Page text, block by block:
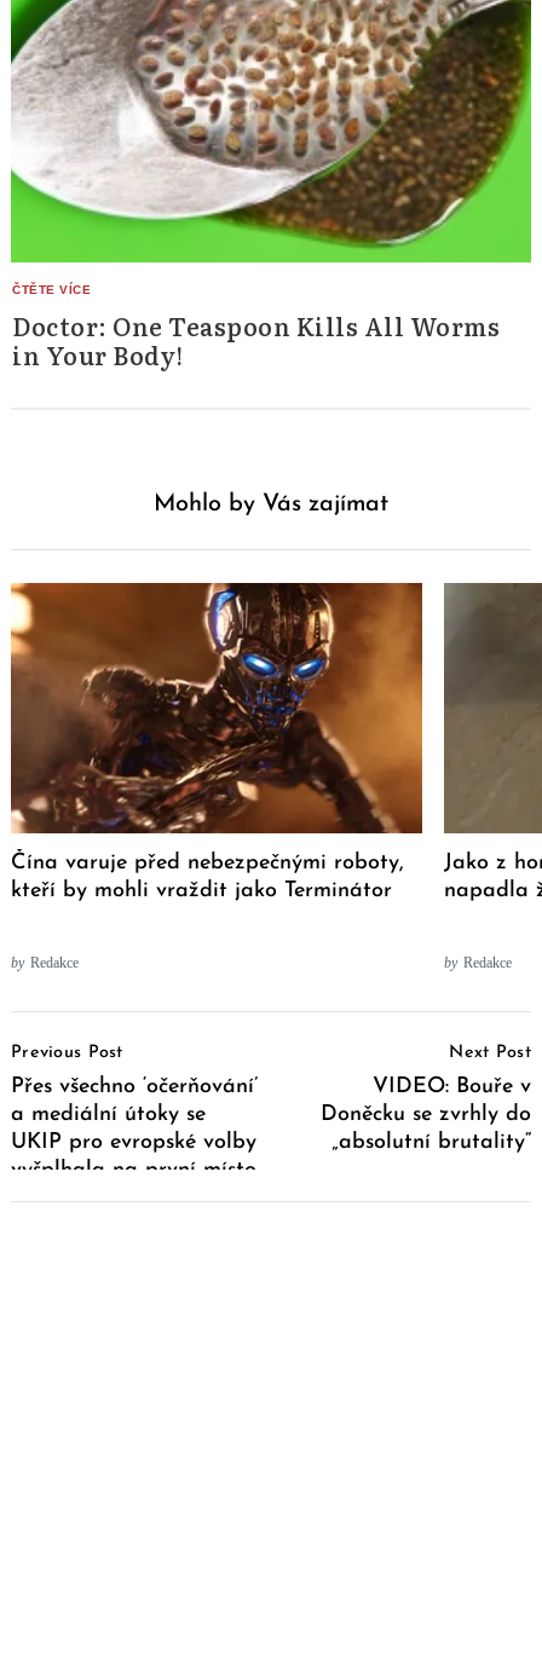
Doctor: One Teaspoon Kills All Worms
in Your Body!
Mohlo by Vás zajímat
Čína varuje před nebezpečnými roboty,
kteří by mohli vraždit jako Terminátor
by Redakce
Jako z
napadla
by Redakce
Navigation
Previous Post
Přes všechno ‘očerňování’
a mediální útoky se
UKIP pro evropské volby
vyšplhala na první místo
Next Post
VIDEO: Bouře v
Doněcku se zvrhly do
„absolutní brutality“